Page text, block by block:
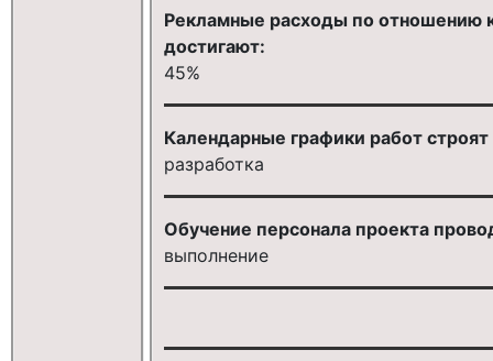
Рекламные расходы по отношению
достигают:
45%
Календарные графики работ
разработка
Обучение персонала проекта
выполнение